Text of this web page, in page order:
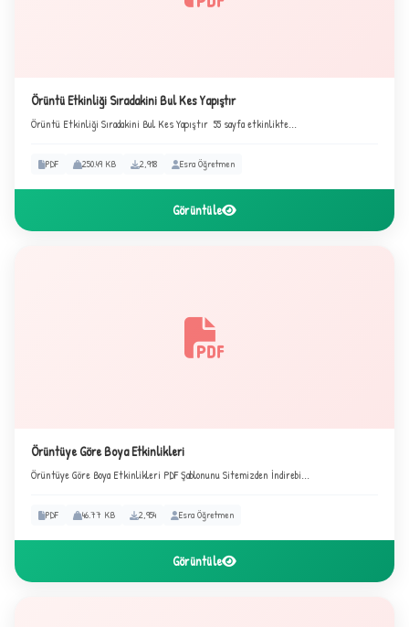
C
Örüntü Etkinliği Sıradakini Bul Kes Yapıştır
Örüntü Etkinliği Sıradakini Bul Kes Yapıştır 55 sayfa etkinlikte...
PDF 250.49 KB 2,918 Esra Öğretmen
Görüntüle
Örüntüye Göre Boya Etkinlikleri
Örüntüye Göre Boya Etkinlikleri PDF Şablonunu Sitemizden İndirebi...
PDF 46.77 KB 2,954 Esra Öğretmen
Görüntüle